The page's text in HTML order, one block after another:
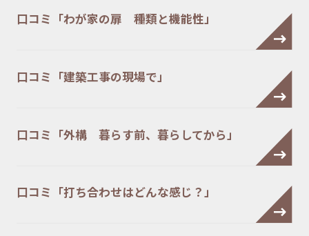
口コミ「わが家の扉 種類と機能性」
口コミ「建築工事の現場で」
口コミ「外構 暮らす前、暮らしてから」
口コミ「打ち合わせはどんな感じ？」